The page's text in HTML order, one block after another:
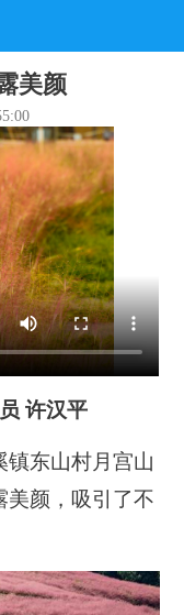
美颜
许汉平
东山村月宫山
美颜，吸引了不